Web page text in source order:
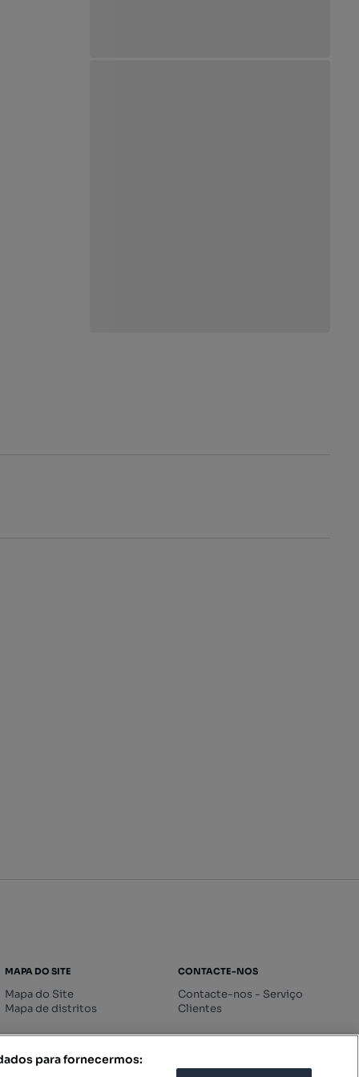
MAPA DO SITE
Mapa do Site
Mapa de distritos
CONTACTE-NOS
Contacte-nos - Serviço
Clientes
para fornecermos: